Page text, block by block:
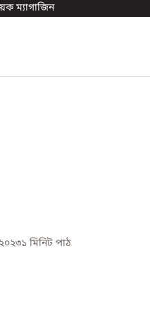
ম্যাগাজিন
১ মিনিট পাঠ